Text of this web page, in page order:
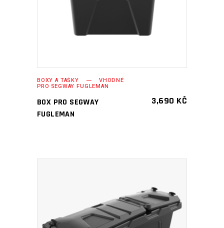
BOXY A TAŠKY VHODNÉ
PRO SEGWAY FUGLEMAN
BOX PRO SEGWAY
FUGLEMAN
3,690 KČ